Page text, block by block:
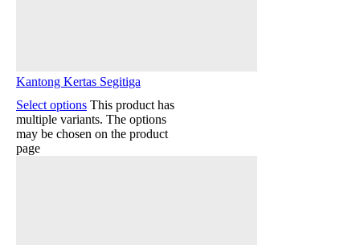
Kantong Kertas Segitiga
Select options This product has
multiple variants. The options
may be chosen on the product
page